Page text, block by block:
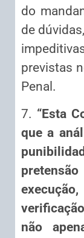
do
de
previstas
Penal.
7. “Esta
que a
não